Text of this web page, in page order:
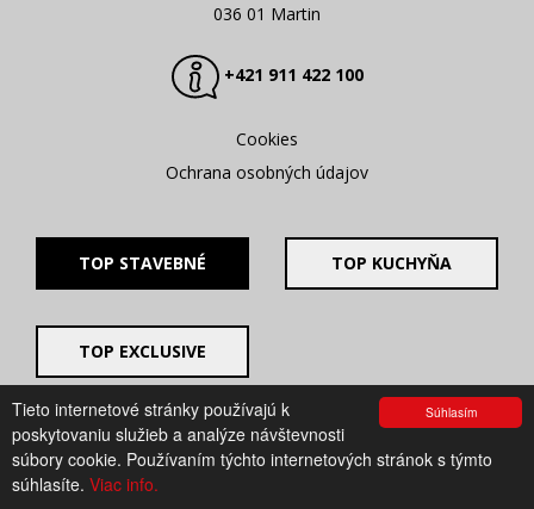
Súhlasím
Tieto internetové stránky používajú k
poskytovaniu služieb a analýze návštevnosti
súbory cookie. Používaním týchto internetových stránok s týmto
súhlasíte. Viac info.
036 01 Martin
+421 911 422 100
Cookies
Ochrana osobných údajov
TOP STAVEBNÉ TOP KUCHYŇA
TOP EXCLUSIVE
© 2008 - 2026. UV GROUP s.r.o. |
Created by CTS Europe
s.r.o.